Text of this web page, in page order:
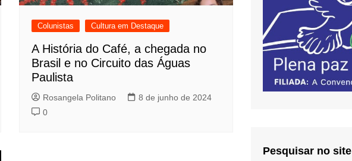
Colunistas Cultura em Destaque
A História do Café, a chegada no
Brasil e no Circuito das Águas
Paulista
Rosangela Politano
8 de junho de 2024
0
Pesquisar no site